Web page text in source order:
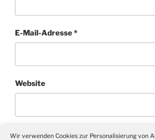
Wir verwenden Cookies zur Personalisierung von
E-Mail-Adresse*
Website